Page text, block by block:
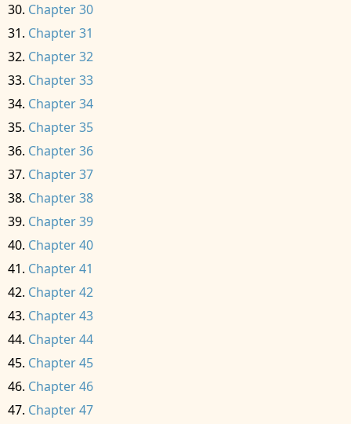
Chapter 30
Chapter 31
Chapter 32
Chapter 33
Chapter 34
Chapter 35
Chapter 36
Chapter 37
Chapter 38
Chapter 39
Chapter 40
Chapter 41
Chapter 42
Chapter 43
Chapter 44
Chapter 45
Chapter 46
Chapter 47